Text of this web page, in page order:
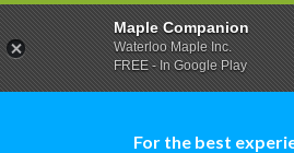
For the best
Maple Companion
Waterloo Maple Inc.
FREE - In Google Play